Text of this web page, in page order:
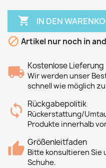
 IN DEN
 Artikel nur noch in
Kostenlose Lieferung
Wir werden unser
schnell wie möglich
Rückgabepolitik
Rückerstattung/
Produkte innerhalb
Größenleitfaden
Bitte konsultieren Sie
Schuhe.